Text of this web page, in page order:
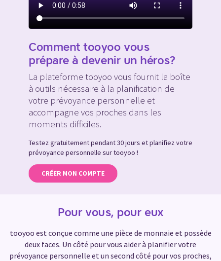
Comment tooyoo vous
prépare à devenir un héros?
La plateforme tooyoo vous fournit la boîte
à outils nécessaire à la planification de
votre prévoyance personnelle et
accompagne vos proches dans les
moments difficiles.
Testez gratuitement pendant 30 jours et planifiez votre
prévoyance personnelle sur tooyoo !
CRÉER MON COMPTE
Pour vous, pour eux
tooyoo est conçue comme une pièce de monnaie et possède
deux faces. Un côté pour vous aider à planifier votre
prévoyance personnelle et un second côté pour vos proches,